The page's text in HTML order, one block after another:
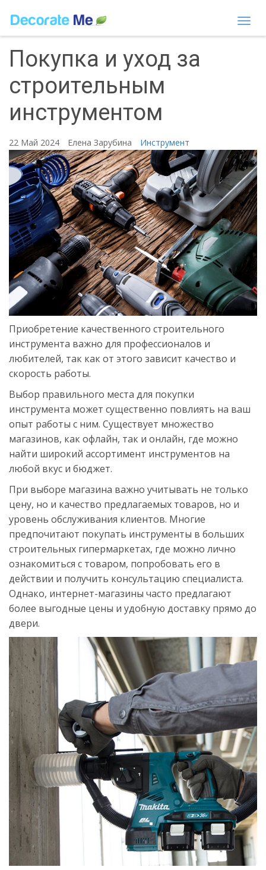
Покупка и уход за
строительным
инструментом
22 Май 2024 Елена Зарубина Инструмент
Приобретение качественного строительного
инструмента важно для профессионалов и
любителей, так как от этого зависит качество и
скорость работы.
Выбор правильного места для покупки
инструмента может существенно повлиять на ваш
опыт работы с ним. Существует множество
магазинов, как офлайн, так и онлайн, где можно
найти широкий ассортимент инструментов на
любой вкус и бюджет.
При выборе магазина важно учитывать не только
цену, но и качество предлагаемых товаров, но и
уровень обслуживания клиентов. Многие
предпочитают покупать инструменты в больших
строительных гипермаркетах, где можно лично
ознакомиться с товаром, попробовать его в
действии и получить консультацию специалиста.
Однако, интернет-магазины часто предлагают
более выгодные цены и удобную доставку прямо до
двери.